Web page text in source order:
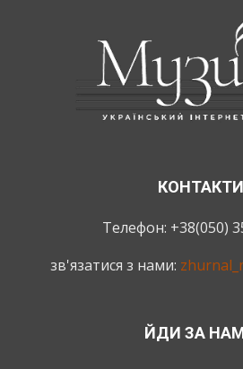
КОНТАКТИ
Телефон: +38(050)
зв'язатися з нами:
ЙДИ ЗА